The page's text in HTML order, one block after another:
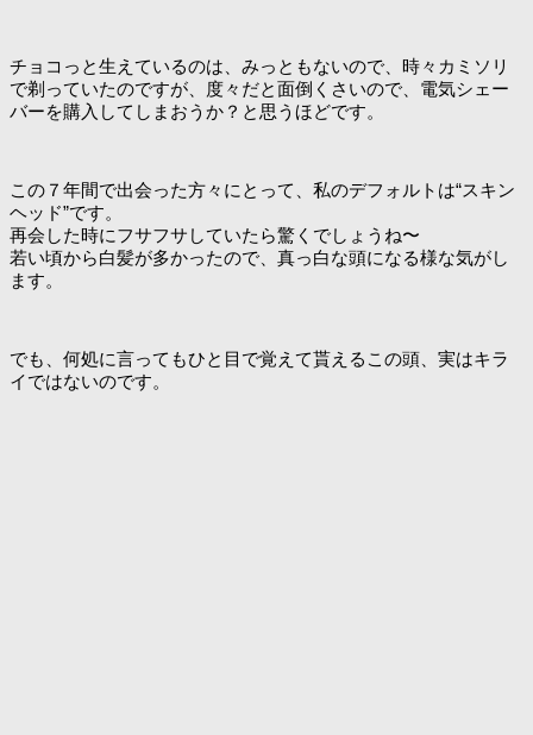
チョコっと生えているのは、みっともないので、時々カミソリ
で剃っていたのですが、度々だと面倒くさいので、電気シェー
バーを購入してしまおうか？と思うほどです。
この７年間で出会った方々にとって、私のデフォルトは“スキン
ヘッド”です。
再会した時にフサフサしていたら驚くでしょうね〜
若い頃から白髪が多かったので、真っ白な頭になる様な気がし
ます。
でも、何処に言ってもひと目で覚えて貰えるこの頭、実はキラ
イではないのです。